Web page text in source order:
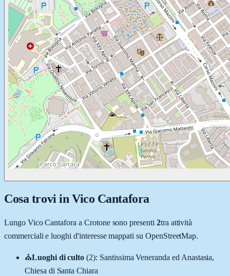
Cosa trovi in Vico Cantafora
Lungo Vico Cantafora a Crotonesono presenti 2tra attività
commerciali e luoghi d'interesse mappati su OpenStreetMap.
⛪Luoghi di culto (2): Santissima Veneranda ed Anastasia,
Chiesa di Santa Chiara